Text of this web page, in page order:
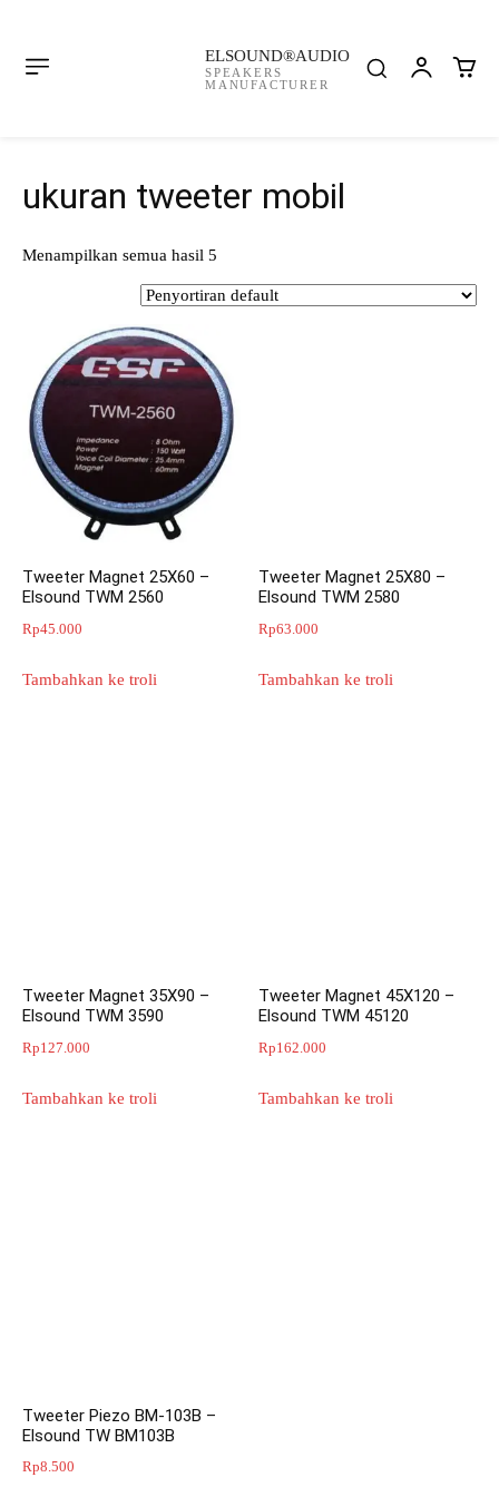
ELSOUND®AUDIO
SPEAKERS
MANUFACTURER
ukuran tweeter mobil
Menampilkan semua hasil 5
Tweeter Magnet 25X60 –
Elsound TWM 2560
Rp45.000
Tambahkan ke troli
Tweeter Magnet 25X80 –
Elsound TWM 2580
Rp63.000
Tambahkan ke troli
Tweeter Magnet 35X90 –
Elsound TWM 3590
Rp127.000
Tambahkan ke troli
Tweeter Magnet 45X120 –
Elsound TWM 45120
Rp162.000
Tambahkan ke troli
Tweeter Piezo BM-103B –
Elsound TW BM103B
Rp8.500